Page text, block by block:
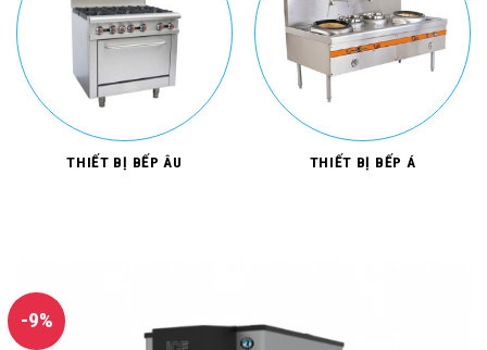
THIẾT BỊ BẾP ÂU THIẾT BỊ BẾP Á
-9%